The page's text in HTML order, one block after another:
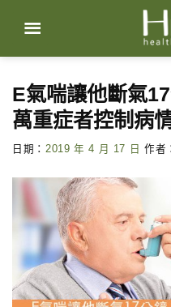
content
E氣喘讓他斷氣
萬重症者控制病
日期： 2019 年 4 月 17 日 作者：